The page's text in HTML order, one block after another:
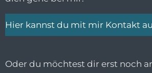
Hier kannst du mit mir Kontakt
Oder du möchtest dir erst noch